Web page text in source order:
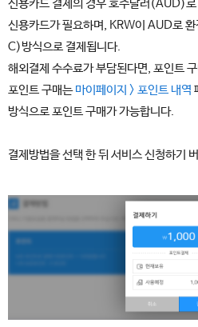
신용카드 결제의 경우 호주달러(AUD)
신용카드가 필요하며, KRW이 AUD로
C)방식으로 결제됩니다.
해외결제 수수료가 부담된다면, 포인트
포인트 구매는마이페이지 > 포인트 내역
방식으로 포인트 구매가 가능합니다.
결제방법을 선택 한 뒤 서비스 신청하기